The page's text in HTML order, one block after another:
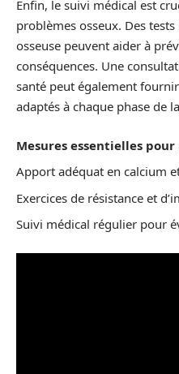
Enfin, le suivi médical est
problèmes osseux. Des
osseuse peuvent aider à
conséquences. Une
santé peut également
adaptés à chaque phase de
Mesures essentielles
Apport adéquat en calcium
Exercices de résistance et
Suivi médical régulier pour